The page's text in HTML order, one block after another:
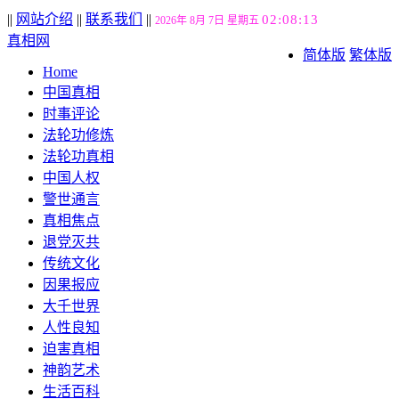
|| 网站介绍 || 联系我们 || 2026年 8月 7日 星期五 02:08:14
简体版 繁体版
真相网
Home
中国真相
时事评论
法轮功修炼
法轮功真相
中国人权
警世通言
真相焦点
退党灭共
传统文化
因果报应
大千世界
人性良知
迫害真相
神韵艺术
生活百科